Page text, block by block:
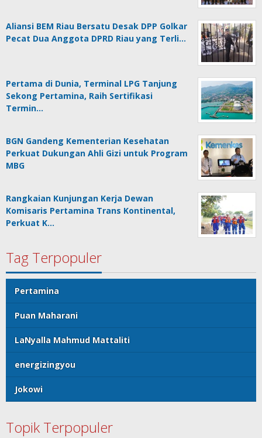
Aliansi BEM Riau Bersatu Desak DPP Golkar
Pecat Dua Anggota DPRD Riau yang Terli…
Pertama di Dunia, Terminal LPG Tanjung
Sekong Pertamina, Raih Sertifikasi
Termin…
BGN Gandeng Kementerian Kesehatan
Perkuat Dukungan Ahli Gizi untuk Program
MBG
Rangkaian Kunjungan Kerja Dewan
Komisaris Pertamina Trans Kontinental,
Perkuat K…
Tag Terpopuler
Pertamina
Puan Maharani
LaNyalla Mahmud Mattaliti
energizingyou
Jokowi
Topik Terpopuler